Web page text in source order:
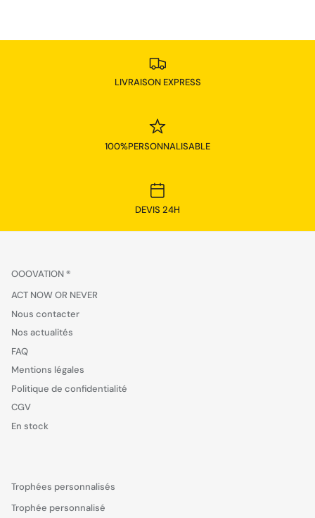
LIVRAISON EXPRESS
100%PERSONNALISABLE
DEVIS 24H
OOOVATION ®
ACT NOW OR NEVER
Nous contacter
Nos actualités
FAQ
Mentions légales
Politique de confidentialité
CGV
En stock
Trophées personnalisés
Trophée personnalisé